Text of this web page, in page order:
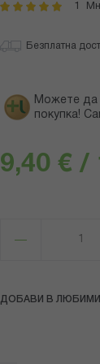
рейтинг:
Безплатна
Можете да
покупка!
9,40 € /
ДОБАВИ В ЛЮБИМИ